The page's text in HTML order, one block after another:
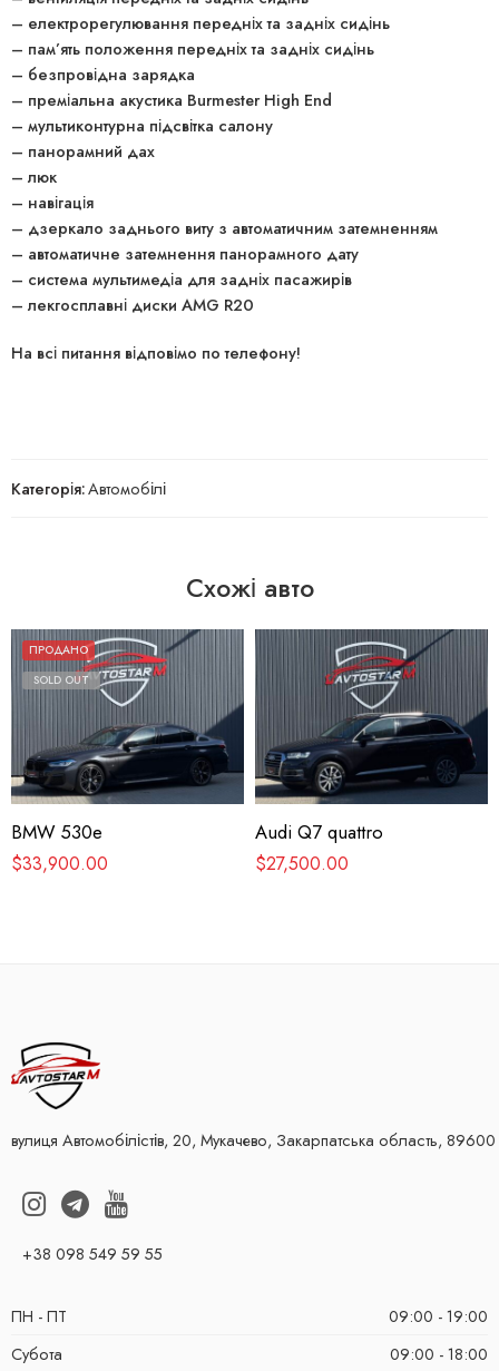
– електрорегулювання передніх та задніх сидінь
– пам’ять положення передніх та задніх сидінь
– безпровідна зарядка
– преміальна акустика Burmester High End
– мультиконтурна підсвітка салону
– панорамний дах
– люк
– навігація
– дзеркало заднього виту з автоматичним затемненням
– автоматичне затемнення панорамного дату
– система мультимедіа для задніх пасажирів
– лекгосплавні диски AMG R20
На всі питання відповімо по телефону!
Категорія:Автомобілі
Схожі авто
ПРОДАНО
SOLD OUT
BMW 530e
$33,900.00
Audi Q7 quattro
$27,500.00
вулиця Автомобілістів, 20, Мукачево, Закарпатська область, 89600
+38 098 549 59 55
ПН - ПТ
09:00 - 19:00
Субота
09:00 - 18:00